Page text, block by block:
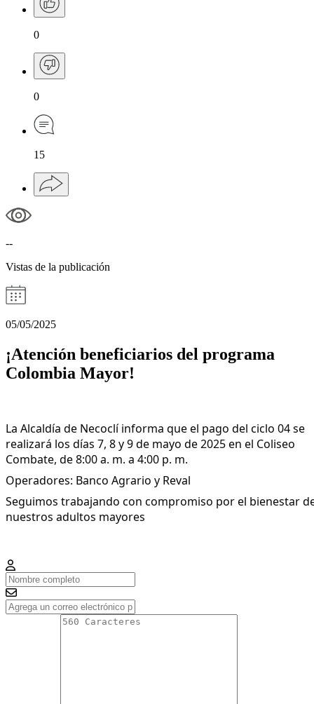
0
0
15
--
Vistas de la publicación
05/05/2025
¡Atención beneficiarios del programa
Colombia Mayor!
La Alcaldía de Necoclí informa que el pago del ciclo 04 se
realizará los días 7, 8 y 9 de mayo de 2025 en el Coliseo
Combate, de 8:00 a. m. a 4:00 p. m.
Operadores: Banco Agrario y Reval
Seguimos trabajando con compromiso por el bienestar
nuestros adultos mayores